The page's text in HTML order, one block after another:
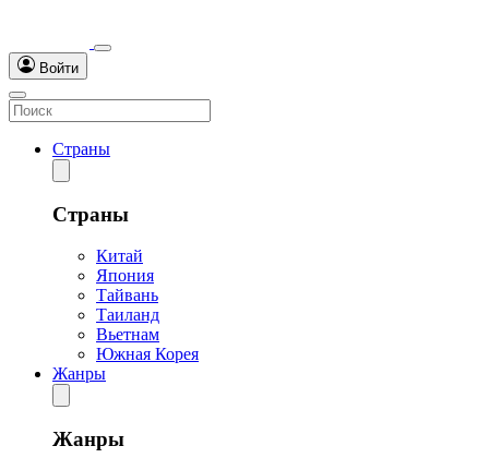
Войти
Страны
Страны
Китай
Япония
Тайвань
Таиланд
Вьетнам
Южная Корея
Жанры
Жанры